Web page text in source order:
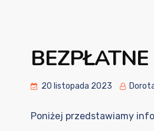
20 listopada 2023
Poniżej przedstawiamy